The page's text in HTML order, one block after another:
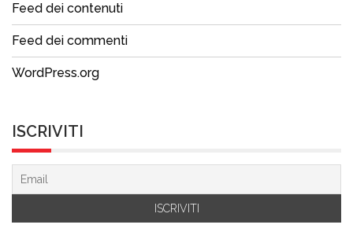
Feed dei contenuti
Feed dei commenti
WordPress.org
ISCRIVITI